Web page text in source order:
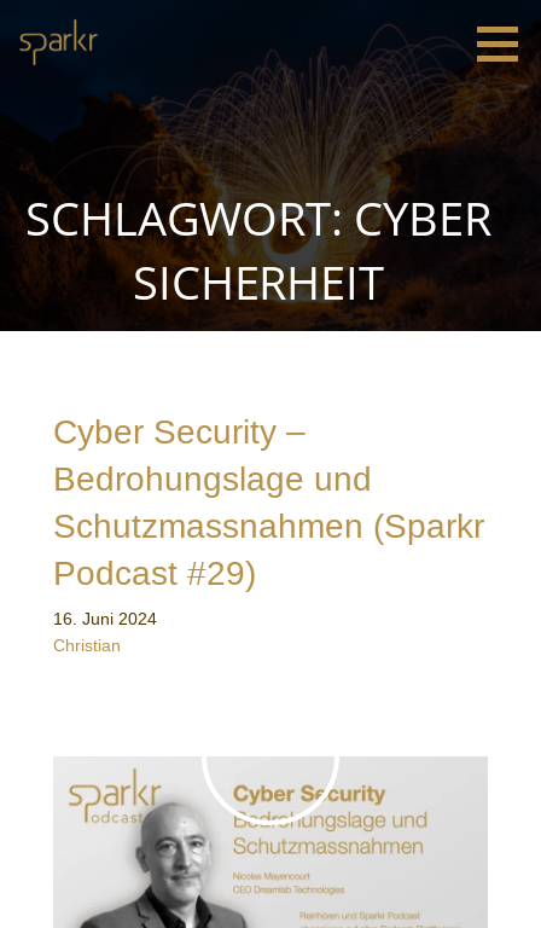
Inhalt
springen
Leadership
SCHLAGWORT: CYBER
SICHERHEIT
Cyber Security –
Bedrohungslage und
Schutzmassnahmen (Sparkr
Podcast #29)
16. Juni 2024
Christian